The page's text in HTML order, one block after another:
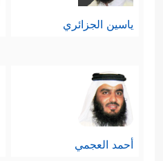
ياسين الجزائري
أحمد العجمي